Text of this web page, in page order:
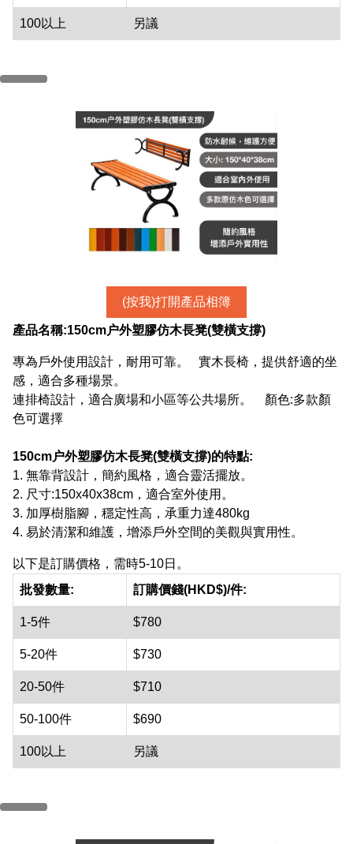
100以上 另議
(按我)打開產品相簿
產品名稱:150cm户外塑膠仿木長凳(雙橫支撐)
專為戶外使用設計，耐用可靠。 實木長椅，提供舒適的坐
感，適合多種場景。
連排椅設計，適合廣場和小區等公共場所。 顏色:多款顏
色可選擇
150cm户外塑膠仿木長凳(雙橫支撐)的特點:
1. 無靠背設計，簡約風格，適合靈活擺放。
2. 尺寸:150x40x38cm，適合室外使用。
3. 加厚樹脂腳，穩定性高，承重力達480kg
4. 易於清潔和維護，增添戶外空間的美觀與實用性。
以下是訂購價格，需時5-10日。
批發數量:
訂購價錢(HKD$)/件:
1-5件 $780
5-20件 $730
20-50件 $710
50-100件 $690
100以上 另議